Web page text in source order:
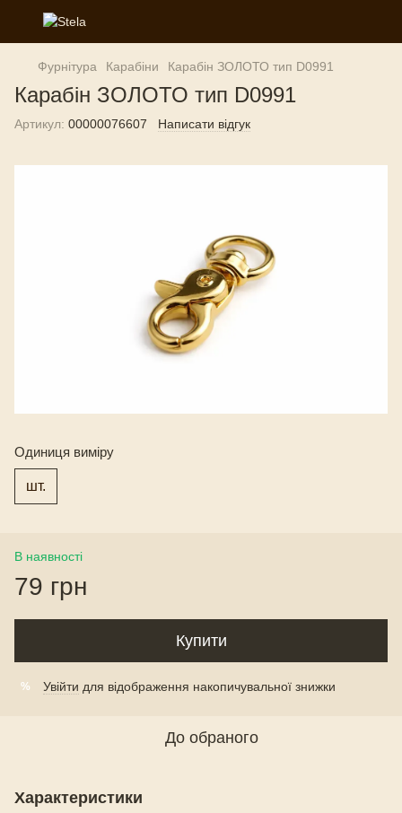
Фурнітура Карабіни Карабін ЗОЛОТО тип D0991
Карабін ЗОЛОТО тип D0991
Артикул: 00000076607 Написати відгук
Одиниця виміру
шт.
В наявності
79 грн
Купити
% Увійти для відображення накопичувальної знижки
До обраного
Характеристики